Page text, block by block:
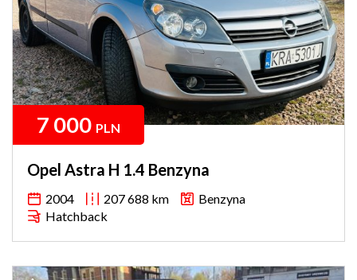
7 000 PLN
Opel Astra H 1.4 Benzyna
2004 207 688 km
Benzyna
Hatchback